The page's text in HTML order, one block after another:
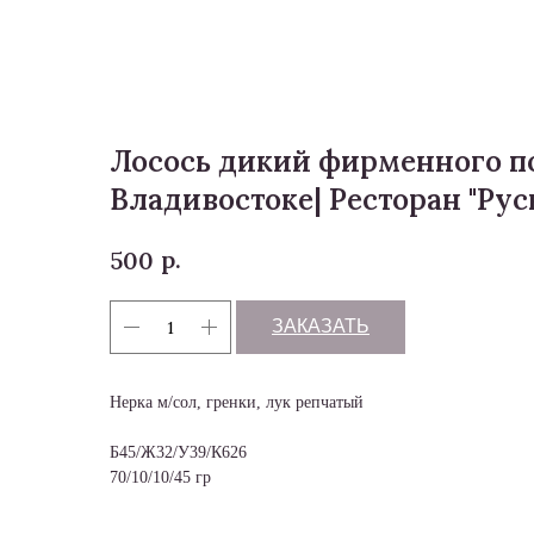
Лосось дикий фирменного
Владивостоке| Ресторан
500 р.
ЗАКАЗАТЬ
Нерка м/сол, гренки, лук репчатый
Б45/Ж32/У39/К626
70/10/10/45 гр